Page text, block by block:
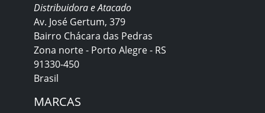
Distribuidora e Atacado
Av. José Gertum, 379
Bairro Chácara das Pedras
Zona norte - Porto Alegre - RS
91330-450
Brasil
MARCAS